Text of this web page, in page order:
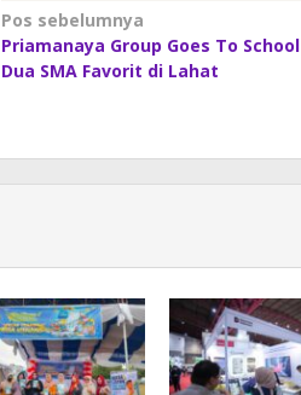
Navigasi
pos
Pos sebelumnya
Priamanaya Group Goes To School
Dua SMA Favorit di Lahat